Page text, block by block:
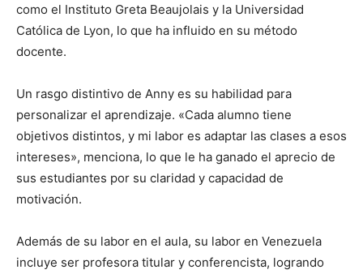
como el Instituto Greta Beaujolais y la Universidad
Católica de Lyon, lo que ha influido en su método
docente.
Un rasgo distintivo de Anny es su habilidad para
personalizar el aprendizaje. «Cada alumno tiene
objetivos distintos, y mi labor es adaptar las clases a esos
intereses», menciona, lo que le ha ganado el aprecio de
sus estudiantes por su claridad y capacidad de
motivación.
Además de su labor en el aula, su labor en Venezuela
incluye ser profesora titular y conferencista, logrando